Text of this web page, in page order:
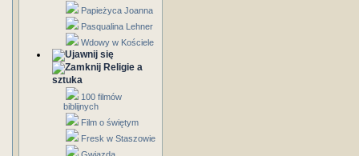
Papieżyca Joanna
Pasqualina Lehner
Wdowy w Kościele
Religie a
sztuka
100 filmów
biblijnych
Film o świętym
Fresk w Staszowie